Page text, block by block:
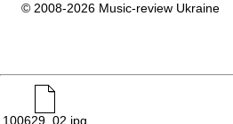
© 2008-2026 Music-review Ukraine
100629_02.jpg